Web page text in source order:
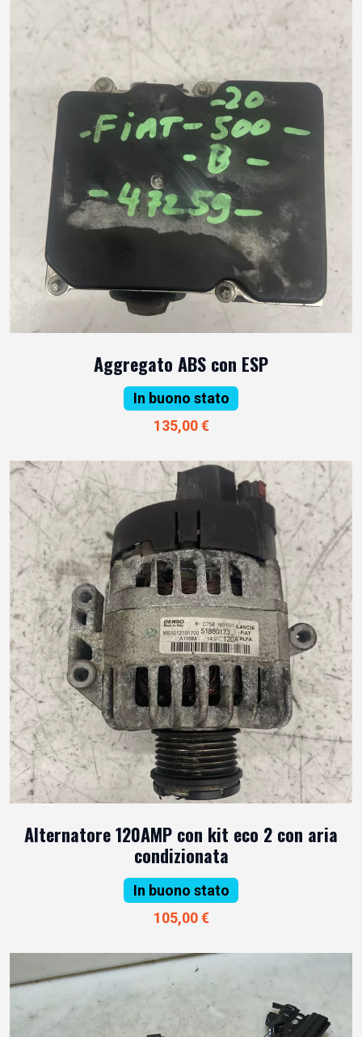
Aggregato ABS con ESP
In buono stato
135,00 €
Alternatore 120AMP con kit eco 2 con aria
condizionata
In buono stato
105,00 €